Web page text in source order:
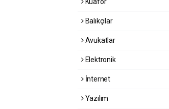
Balıkçılar
Avukatlar
Elektronik
İnternet
Yazılım